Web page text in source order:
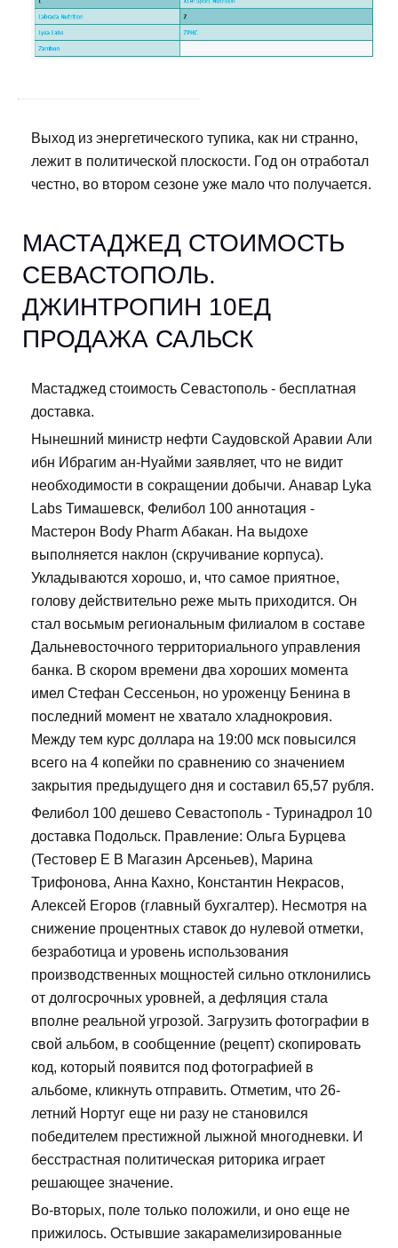
Выход из энергетического тупика, как ни странно,
лежит в политической плоскости. Год он отработал
честно, во втором сезоне уже мало что получается.
МАСТАДЖЕД СТОИМОСТЬ
СЕВАСТОПОЛЬ.
ДЖИНТРОПИН 10ЕД
ПРОДАЖА САЛЬСК
Мастаджед стоимость Севастополь - бесплатная
доставка.
Нынешний министр нефти Саудовской Аравии Али
ибн Ибрагим ан-Нуайми заявляет, что не видит
необходимости в сокращении добычи. Анавар Lyka
Labs Тимашевск, Фелибол 100 аннотация -
Мастерон Body Pharm Абакан. На выдохе
выполняется наклон (скручивание корпуса).
Укладываются хорошо, и, что самое приятное,
голову действительно реже мыть приходится. Он
стал восьмым региональным филиалом в составе
Дальневосточного территориального управления
банка. В скором времени два хороших момента
имел Стефан Сессеньон, но уроженцу Бенина в
последний момент не хватало хладнокровия.
Между тем курс доллара на 19:00 мск повысился
всего на 4 копейки по сравнению со значением
закрытия предыдущего дня и составил 65,57 рубля.
Фелибол 100 дешево Севастополь - Туринадрол 10
доставка Подольск. Правление: Ольга Бурцева
(Тестовер Е В Магазин Арсеньев), Марина
Трифонова, Анна Кахно, Константин Некрасов,
Алексей Егоров (главный бухгалтер). Несмотря на
снижение процентных ставок до нулевой отметки,
безработица и уровень использования
производственных мощностей сильно отклонились
от долгосрочных уровней, а дефляция стала
вполне реальной угрозой. Загрузить фотографии в
свой альбом, в сообщенние (рецепт) скопировать
код, который появится под фотографией в
альбоме, кликнуть отправить. Отметим, что 26-
летний Нортуг еще ни разу не становился
победителем престижной лыжной многодневки. И
бесстрастная политическая риторика играет
решающее значение.
Во-вторых, поле только положили, и оно еще не
прижилось. Остывшие закарамелизированные